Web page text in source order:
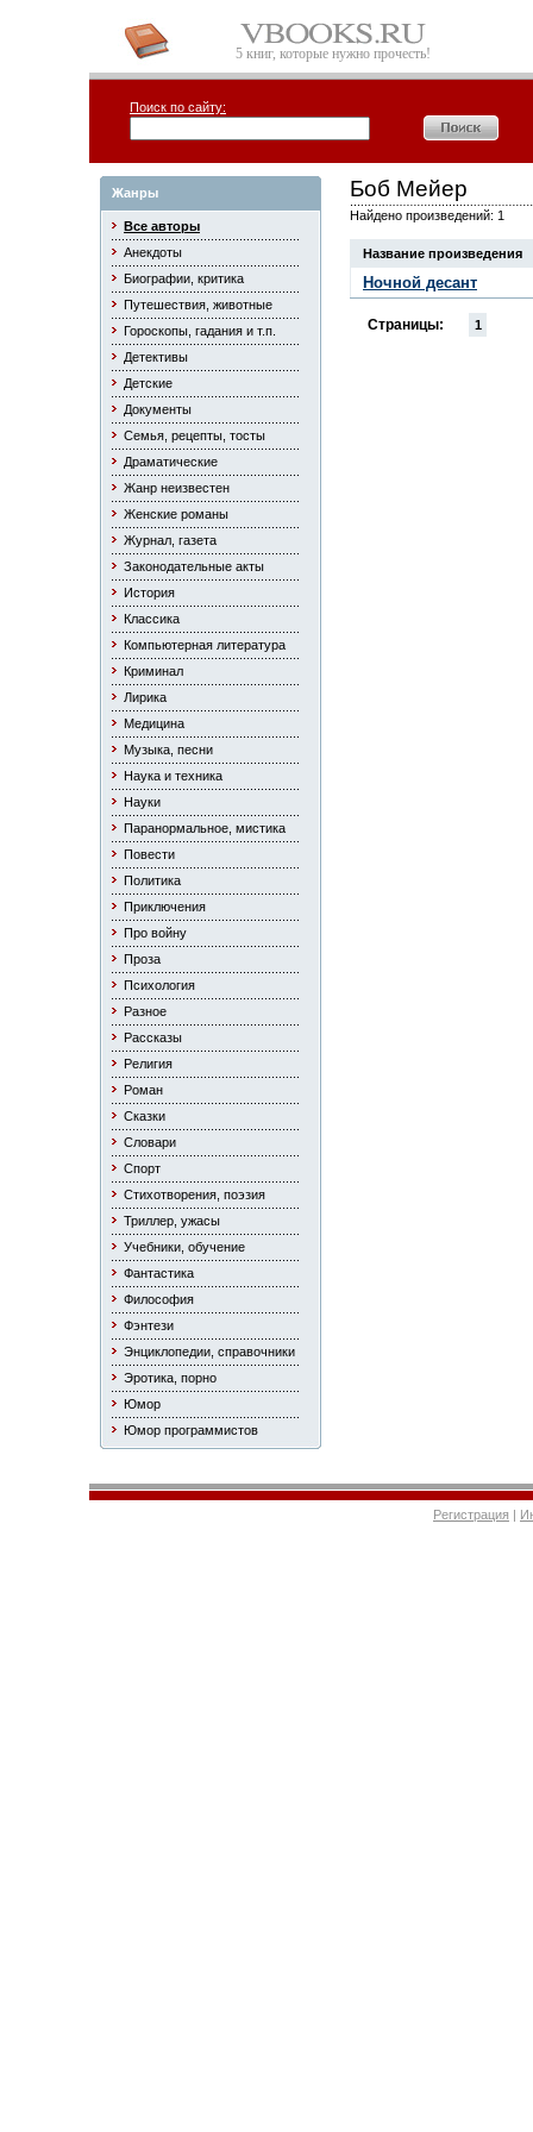
5 книг, которые нужно прочесть!
Поиск по сайту:
Жанры
Все авторы
Анекдоты
Биографии, критика
Путешествия, животные
Гороскопы, гадания и т.п.
Детективы
Детские
Документы
Семья, рецепты, тосты
Драматические
Жанр неизвестен
Женские романы
Журнал, газета
Законодательные акты
История
Классика
Компьютерная литература
Криминал
Лирика
Медицина
Музыка, песни
Наука и техника
Науки
Паранормальное, мистика
Повести
Политика
Приключения
Про войну
Проза
Психология
Разное
Рассказы
Религия
Роман
Сказки
Словари
Спорт
Стихотворения, поэзия
Триллер, ужасы
Учебники, обучение
Фантастика
Философия
Фэнтези
Энциклопедии, справочники
Эротика, порно
Юмор
Юмор программистов
Боб Мейер
Найдено произведений: 1
Название произведения
Ночной десант
Страницы: 1
Регистрация |